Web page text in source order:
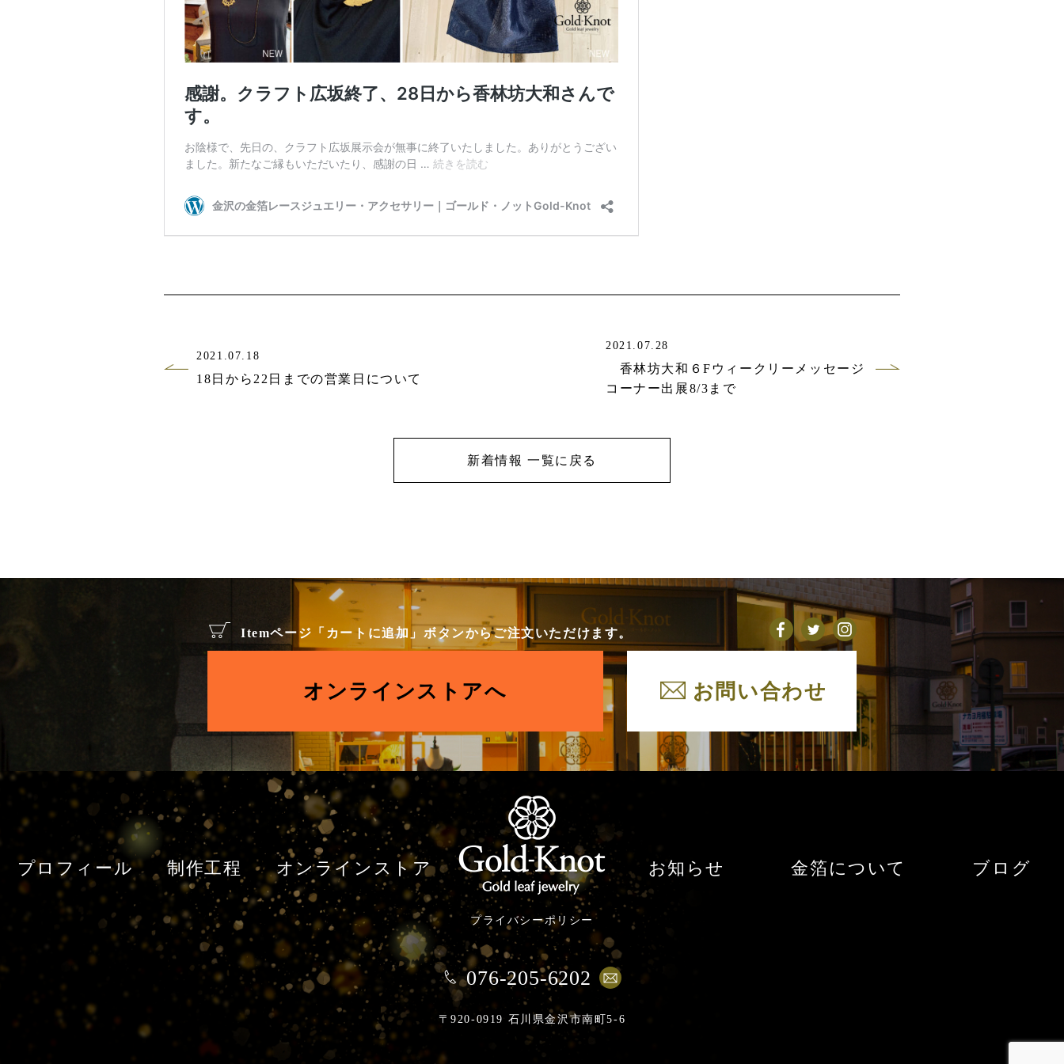
2021.07.18
18日から22日までの営業日について
2021.07.28
香林坊大和６Fウィークリーメッセージ
コーナー出展8/3まで
新着情報 一覧に戻る
Itemページ「カートに追加」ボタンからご注文いただけます。
オンラインストアへ お問い合わせ
プロフィール 制作工程 オンラインストア お知らせ 金箔について ブログ
プライバシーポリシー
076-205-6202
〒920-0919 石川県金沢市南町5-6